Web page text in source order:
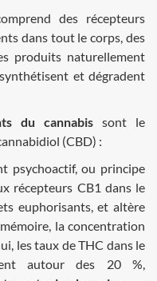
des récepteurs
dans tout le corps, des
produits naturellement
et dégradent
du cannabis sont le
(CBD) :
psychoactif, ou principe
récepteurs CB1 dans le
euphorisants, et altère
la concentration
les taux de THC dans le
autour des 20 %,